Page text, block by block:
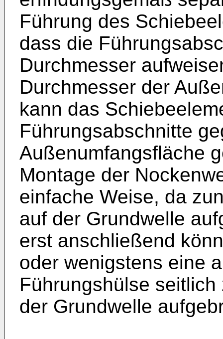
Führung des
dass die
Durchmesser
Durchmesser der
kann das
Führungsabschnitte
Außenumfangsfläche
Montage der
einfache Weise, da
auf der Grundwelle
erst anschließend
oder wenigstens eine
Führungshülse
der Grundwelle